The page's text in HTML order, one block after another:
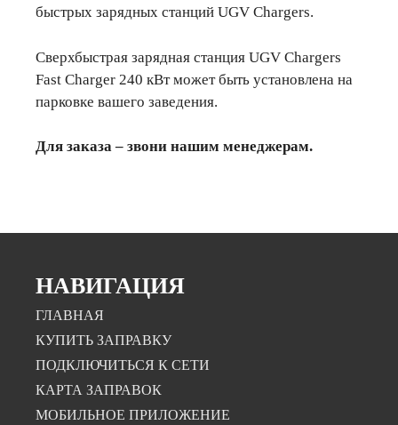
быстрых зарядных станций UGV Chargers.
Сверхбыстрая зарядная станция UGV Chargers
Fast Charger 240 кВт может быть установлена на
парковке вашего заведения.
Для заказа – звони нашим менеджерам.
НАВИГАЦИЯ
ГЛАВНАЯ
КУПИТЬ ЗАПРАВКУ
ПОДКЛЮЧИТЬСЯ К СЕТИ
КАРТА ЗАПРАВОК
МОБИЛЬНОЕ ПРИЛОЖЕНИЕ